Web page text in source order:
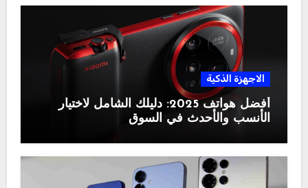
الاجهزة الذكية
أفضل هواتف 2025: دليلك الشامل لاختيار
الأنسب والأحدث في السوق